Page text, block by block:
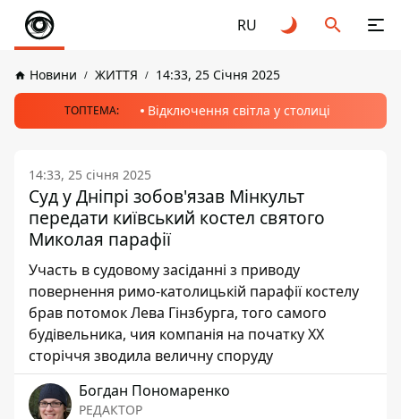
RU
Новини ЖИТТЯ 14:33, 25 Січня 2025
ТОПТЕМА: Відключення світла у столиці
14:33, 25 січня 2025
Суд у Дніпрі зобов'язав Мінкульт
передати київський костел святого
Миколая парафії
Участь в судовому засіданні з приводу
повернення римо-католицькій парафії костелу
брав потомок Лева Гінзбурга, того самого
будівельника, чия компанія на початку ХХ
сторіччя зводила величну споруду
Богдан Пономаренко
РЕДАКТОР